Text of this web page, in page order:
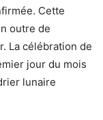
Cette
outre de
La célébration de
jour du mois
lunaire